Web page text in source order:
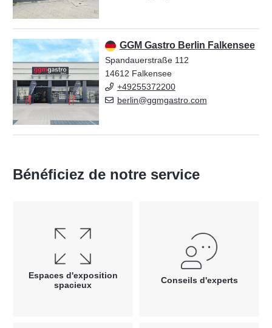
GGM Gastro Berlin Falkensee
Spandauerstraße 112
14612 Falkensee
+49255372200
berlin@ggmgastro.com
Bénéficiez de notre service
Espaces d'exposition
spacieux
Conseils d'experts